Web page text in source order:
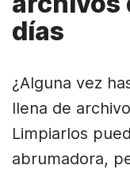
días
¿Alguna vez
llena de
Limpiarlos
abrumadora,